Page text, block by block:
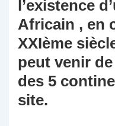
l’existence
Africain , en
XXIème
peut venir
des 5
site.